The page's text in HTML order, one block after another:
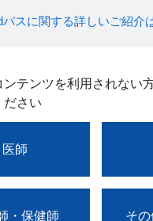
パスに関する詳しいご紹介
ンテンツを利用されない
ださい
医師
・保健師 そ